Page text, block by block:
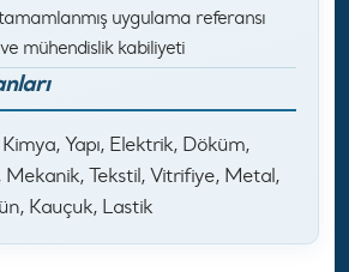
uygulama referansı
mühendislik kabiliyeti
Yapı, Elektrik, Döküm,
Mekanik, Tekstil, Vitrifiye, Metal,
Kauçuk, Lastik